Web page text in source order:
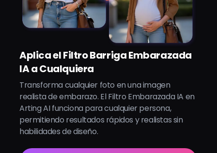
Aplica el Filtro Barriga Embarazada
IA a Cualquiera
Transforma cualquier foto en una imagen
realista de embarazo. El Filtro Embarazada IA en
Arting AI funciona para cualquier persona,
permitiendo resultados rápidos y realistas sin
habilidades de diseño.